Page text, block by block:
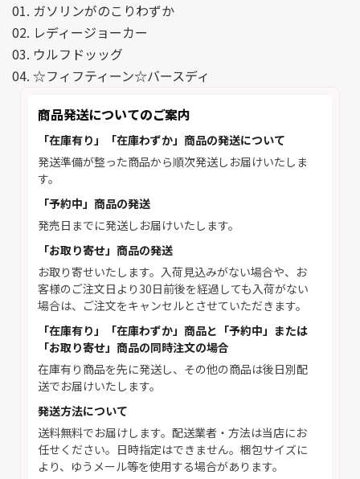
01. ガソリンがのこりわずか
02. レディージョーカー
03. ウルフドッッグ
04. ☆フィフティーン☆バースディ
商品発送についてのご案内
「在庫有り」「在庫わずか」商品の発送について
発送準備が整った商品から順次発送しお届けいたしま
す。
「予約中」商品の発送
発売日までに発送しお届けいたします。
「お取り寄せ」商品の発送
お取り寄せいたします。入荷見込みがない場合や、お
客様のご注文日より30日前後を経過しても入荷がない
場合は、ご注文をキャンセルとさせていただきます。
「在庫有り」「在庫わずか」商品と「予約中」または
「お取り寄せ」商品の同時注文の場合
在庫有り商品を先に発送し、その他の商品は後日別配
送でお届けいたします。
発送方法について
送料無料でお届けします。配送業者・方法は当店にお
任せください。日時指定はできません。梱包サイズに
より、ゆうメール等を使用する場合があります。